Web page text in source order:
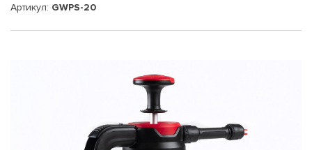
Артикул: GWPS-20